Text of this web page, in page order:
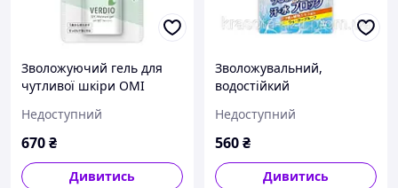
Зволожуючий гель для
чутливої шкіри OMI
50, 80 мл
Недоступний
670₴
Дивитись
Зволожувальний,
водостійкий
Japan Menturm the Sun
UV Protect Gel Waterproof
Недоступний
560₴
Дивитись